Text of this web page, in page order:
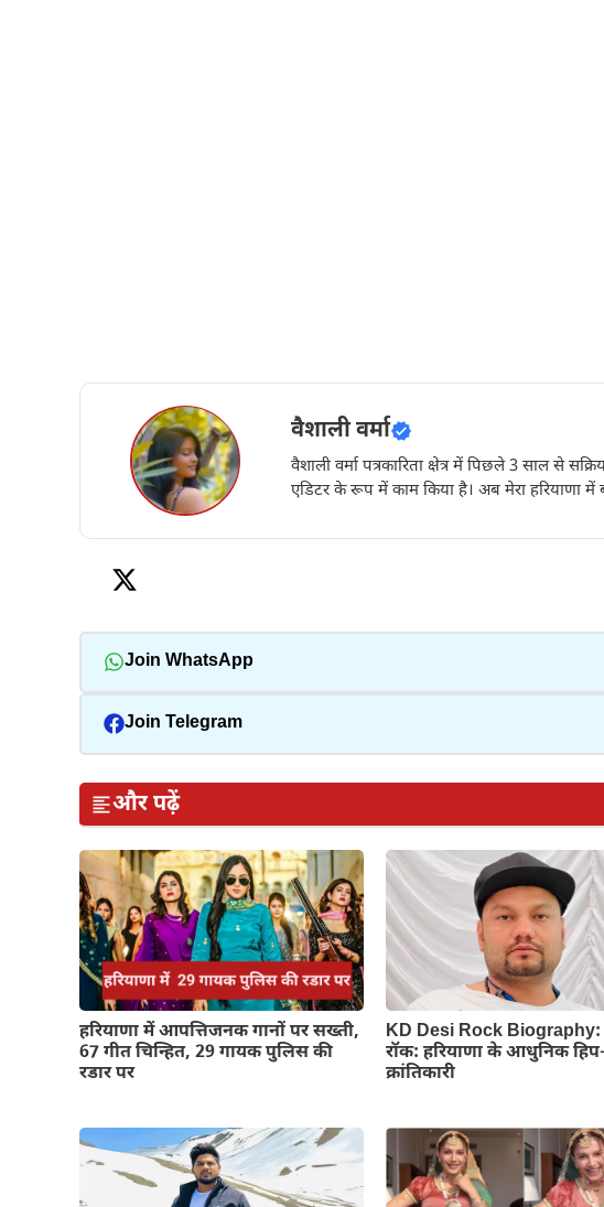
वैशाली वर्मा
वैशाली वर्मा पत्रकारिता क्षेत्र में पिछले 3 साल से
एडिटर के रूप में काम किया है। अब मेरा हरियाणा में
Join WhatsApp
Join Telegram
और पढ़ें
हरियाणा में आपत्तिजनक गानों पर सख्ती,
67 गीत चिन्हित, 29 गायक पुलिस की
रडार पर
KD Desi Rock Biography:
रॉक: हरियाणा के आधुनिक
क्रांतिकारी